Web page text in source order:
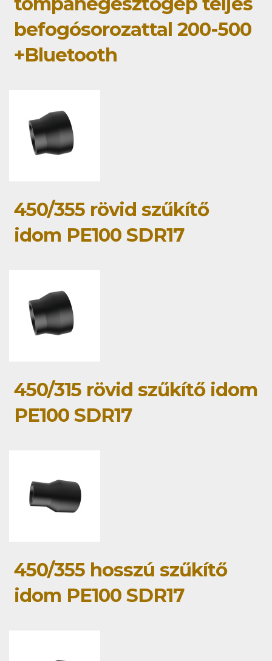
befogósorozattal 200-500
+Bluetooth
450/355 rövid szűkítő
idom PE100 SDR17
450/315 rövid szűkítő idom
PE100 SDR17
450/355 hosszú szűkítő
idom PE100 SDR17